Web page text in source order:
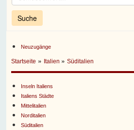
Neuzugänge
Startseite » Italien »Süditalien
Inseln Italiens
Italiens Städte
Mittelitalien
Norditalien
Süditalien